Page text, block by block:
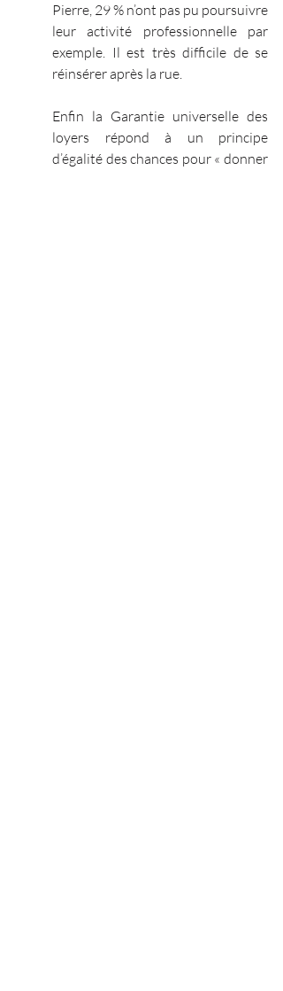
Pierre, 29 % n’ont pas pu poursuivre
leur activité professionnelle par
exemple. Il est très difficile de se
réinsérer après la rue.
Enfin la Garantie universelle des
loyers répond à un principe
d’égalité des chances pour « donner